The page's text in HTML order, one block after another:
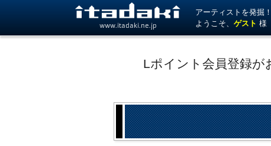
www.itadaki.ne.jp
アーティストを発掘
ようこそ、ゲスト 様
Lポイント会員登録が